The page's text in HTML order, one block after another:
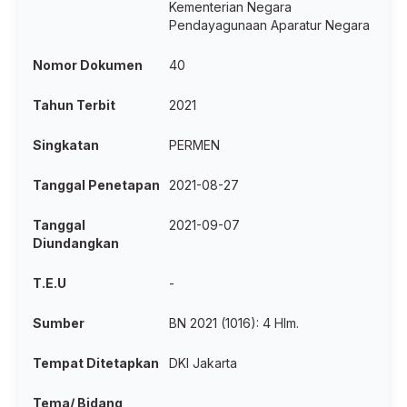
Kementerian Negara
Pendayagunaan Aparatur Negara
Nomor Dokumen 40
Tahun Terbit 2021
Singkatan PERMEN
Tanggal Penetapan 2021-08-27
Tanggal
Diundangkan
2021-09-07
T.E.U -
Sumber BN 2021 (1016): 4 Hlm.
Tempat Ditetapkan DKI Jakarta
Tema/ Bidang